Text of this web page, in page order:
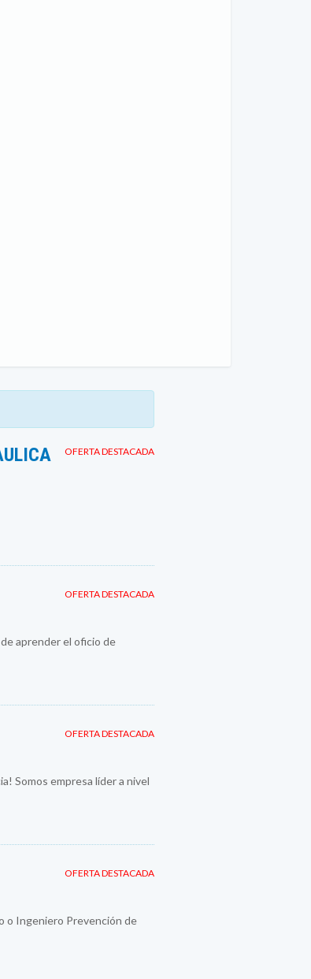
OFERTA DESTACADA
OFERTA DESTACADA
aprender el oficio de
OFERTA DESTACADA
Somos empresa líder a nivel
OFERTA DESTACADA
o Ingeniero Prevención de